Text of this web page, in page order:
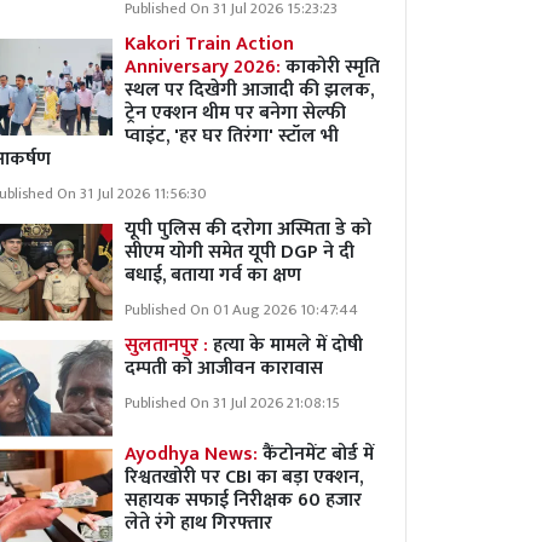
Published On 31 Jul 2026 15:23:23
Kakori Train Action
Anniversary 2026:काकोरी स्मृति
स्थल पर दिखेगी आजादी की झलक,
ट्रेन एक्शन थीम पर बनेगा सेल्फी
प्वाइंट, 'हर घर तिरंगा' स्टॉल भी
On 31 Jul 2026 11:56:30
यूपी पुलिस की दरोगा अस्मिता डे को
सीएम योगी समेत यूपी DGP ने दी
बधाई, बताया गर्व का क्षण
Published On 01 Aug 2026 10:47:44
सुलतानपुर :हत्या के मामले में दोषी
दम्पती को आजीवन कारावास
Published On 31 Jul 2026 21:08:15
Ayodhya News:कैंटोनमेंट बोर्ड में
रिश्वतखोरी पर CBI का बड़ा एक्शन,
सहायक सफाई निरीक्षक 60 हजार
लेते रंगे हाथ गिरफ्तार